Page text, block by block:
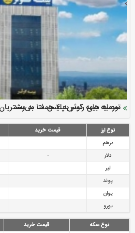
ارزش سهام عدالت بالا رفت
سرمایه بیمه کوثر به ۴ همت می‌رسد
نود ثانیه با فولاد سنگان
تقدیر دبیرکل سندیکای بیمه گران ایران
رازی
توصیه های رئیس پلیس فتا به
پیشگیری از سرقت های مجازی
نوع ارز قیمت خرید
درهم
دلار
-
لیر
پوند
یوان
یورو
نوع سکه قیمت خرید